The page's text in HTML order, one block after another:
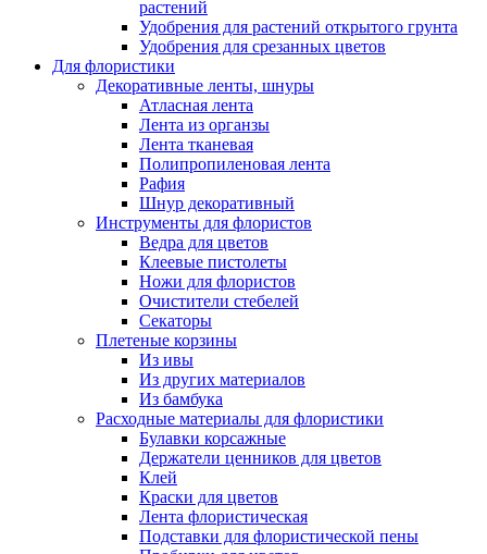
растений
Удобрения для растений открытого грунта
Удобрения для срезанных цветов
Для флористики
Декоративные ленты, шнуры
Атласная лента
Лента из органзы
Лента тканевая
Полипропиленовая лента
Рафия
Шнур декоративный
Инструменты для флористов
Ведра для цветов
Клеевые пистолеты
Ножи для флористов
Очистители стебелей
Секаторы
Плетеные корзины
Из ивы
Из других материалов
Из бамбука
Расходные материалы для флористики
Булавки корсажные
Держатели ценников для цветов
Клей
Краски для цветов
Лента флористическая
Подставки для флористической пены